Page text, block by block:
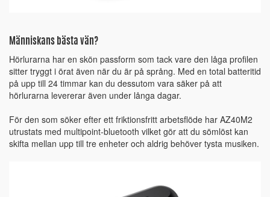
Människans bästa vän?
Hörlurarna har en skön passform som tack vare den låga profilen
sitter tryggt i örat även när du är på språng. Med en total batteritid
på upp till 24 timmar kan du dessutom vara säker på att
hörlurarna levererar även under långa dagar.
För den som söker efter ett friktionsfritt arbetsflöde har AZ40M2
utrustats med multipoint-bluetooth vilket gör att du sömlöst kan
skifta mellan upp till tre enheter och aldrig behöver tysta musiken.